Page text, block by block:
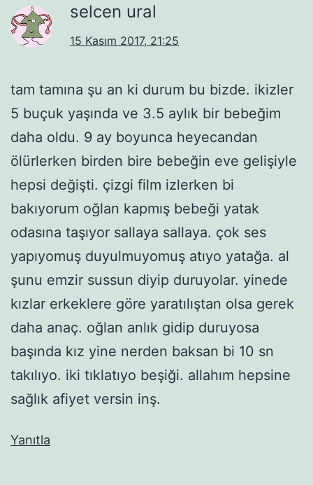
selcen ural
15 Kasım 2017, 21:25
tam tamına şu an ki durum bu bizde. ikizler
5 buçuk yaşında ve 3.5 aylık bir bebeğim
daha oldu. 9 ay boyunca heyecandan
ölürlerken birden bire bebeğin eve gelişiyle
hepsi değişti. çizgi film izlerken bi
bakıyorum oğlan kapmış bebeği yatak
odasına taşıyor sallaya sallaya. çok ses
yapıyomuş duyulmuyomuş atıyo yatağa. al
şunu emzir sussun diyip duruyolar. yinede
kızlar erkeklere göre yaratılıştan olsa gerek
daha anaç. oğlan anlık gidip duruyosa
başında kız yine nerden baksan bi 10 sn
takılıyo. iki tıklatıyo beşiği. allahım hepsine
sağlık afiyet versin inş.
Yanıtla